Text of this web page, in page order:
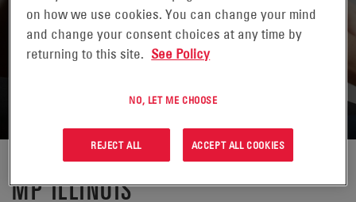
MP ILLINOIS
on how we use cookies. You can change your mind
and change your consent choices at any time by
returning to this site. See Policy
NO, LET ME CHOOSE
REJECT ALL ACCEPT ALL COOKIES